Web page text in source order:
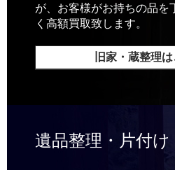
が、お客様がお持ちの品を
く高額買取致します。
旧家・蔵整理
遺品整理・片付け